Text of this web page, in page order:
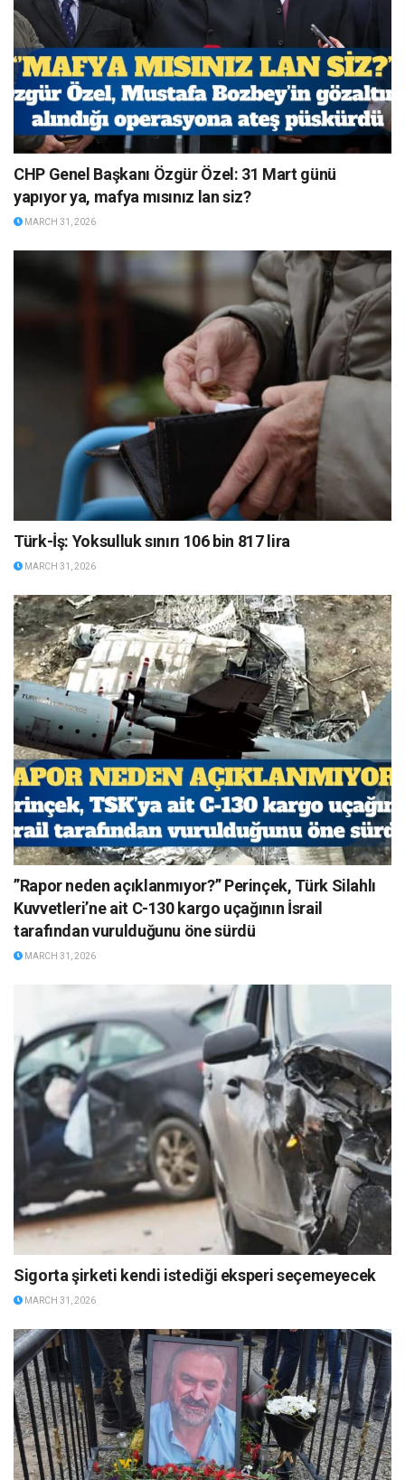
CHP Genel Başkanı Özgür Özel: 31 Mart günü
yapıyor ya, mafya mısınız lan siz?
MARCH 31, 2026
Türk-İş: Yoksulluk sınırı 106 bin 817 lira
MARCH 31, 2026
”Rapor neden açıklanmıyor?” Perinçek, Türk Silahlı
Kuvvetleri’ne ait C-130 kargo uçağının İsrail
tarafından vurulduğunu öne sürdü
MARCH 31, 2026
Sigorta şirketi kendi istediği eksperi seçemeyecek
MARCH 31, 2026